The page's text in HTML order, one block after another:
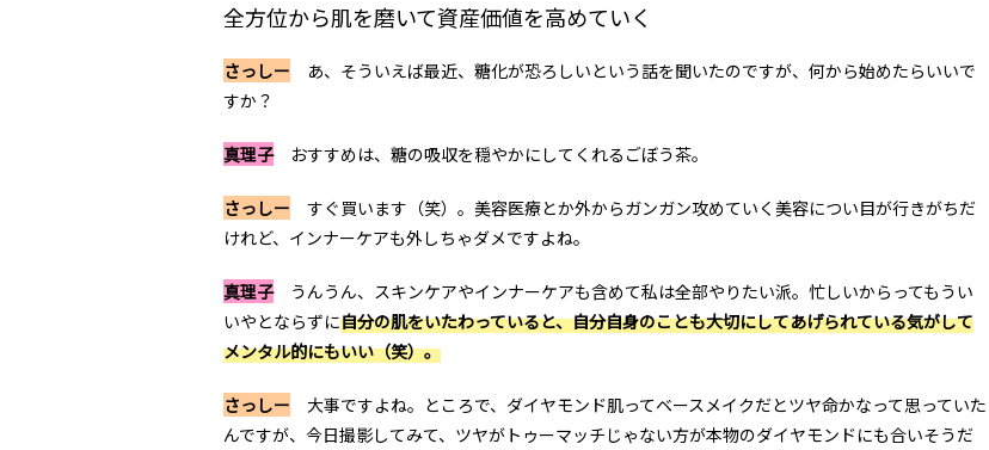
全方位から肌を磨いて資産価値を高めていく
さっしー あ、そういえば最近、糖化が恐ろしいという話を聞いたのですが、何から始めたらいいで
すか？
真理子おすすめは、糖の吸収を穏やかにしてくれるごぼう茶。
さっしー すぐ買います（笑）。美容医療とか外からガンガン攻めていく美容につい目が行きがちだ
けれど、インナーケアも外しちゃダメですよね。
真理子うんうん、スキンケアやインナーケアも含めて私は全部やりたい派。忙しいからってもうい
いやとならずに自分の肌をいたわっていると、自分自身のことも大切にしてあげられている気がして
メンタル的にもいい（笑）。
さっしー 大事ですよね。ところで、ダイヤモンド肌ってベースメイクだとツヤ命かなって思っていた
んですが、今日撮影してみて、ツヤがトゥーマッチじゃない方が本物のダイヤモンドにも合いそうだ